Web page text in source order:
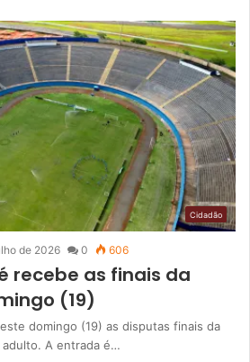
Cidadão
de 2026 0 606
recebe as finais da
(19)
domingo (19) as disputas finais da
adulto. A entrada é…